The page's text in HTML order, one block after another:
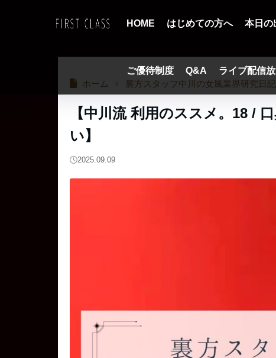
HOME はじめての方へ 本日の
ご優待制度 Q&A ライブ配信
ホーム 裏方スタッフ中川の女風業界研究日記
【中川流 利用のススメ。18 /
い】
2025.09.09